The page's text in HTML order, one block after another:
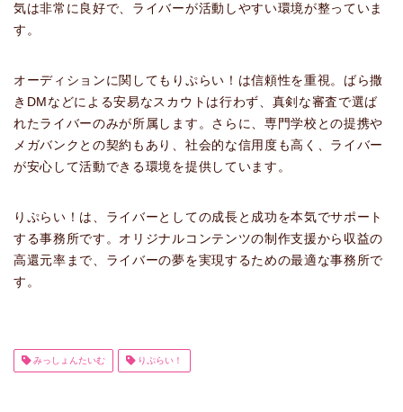
気は非常に良好で、ライバーが活動しやすい環境が整っていま
す。
オーディションに関してもりぷらい！は信頼性を重視。ばら撒
きDMなどによる安易なスカウトは行わず、真剣な審査で選ば
れたライバーのみが所属します。さらに、専門学校との提携や
メガバンクとの契約もあり、社会的な信用度も高く、ライバー
が安心して活動できる環境を提供しています。
りぷらい！は、ライバーとしての成長と成功を本気でサポート
する事務所です。オリジナルコンテンツの制作支援から収益の
高還元率まで、ライバーの夢を実現するための最適な事務所で
す。
みっしょんたいむ りぷらい！